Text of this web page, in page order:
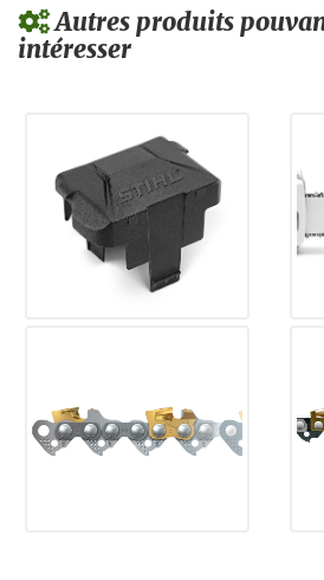
Autres produits
intéresser